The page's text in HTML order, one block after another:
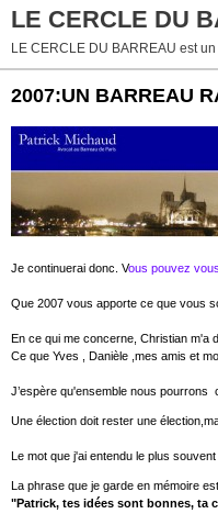
LE CERCLE DU
LE CERCLE DU BARREAU est
2007:UN BARREAU
Je continuerai donc. Vous pouvez
Que 2007 vous apporte ce que vous
En ce qui me concerne, Christian m'a
Ce que Yves , Danièle ,mes amis et
J’espère qu'ensemble nous pourrons
Une élection doit rester une
Le mot que j'ai entendu le plus
La phrase que je garde en mémoire
"Patrick, tes idées sont bonnes, ta